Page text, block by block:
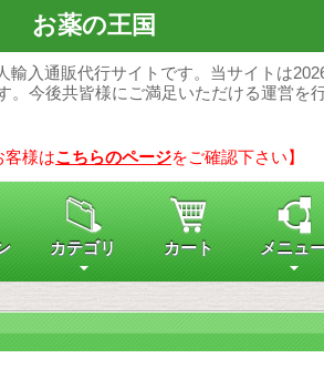
お薬の王国
輸入通販代行サイトです。当サイトは
。今後共皆様にご満足いただける運営を
客様はこちらのページをご確認下さい】
カテゴリ カート メニュ